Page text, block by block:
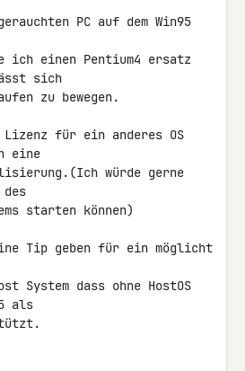
PC auf dem Win95
ich einen Pentium4 ersatz
sich
zu bewegen.
Lizenz für ein anderes OS
eine
würde gerne
starten können)
Tip geben für ein möglicht
System dass ohne HostOS
als